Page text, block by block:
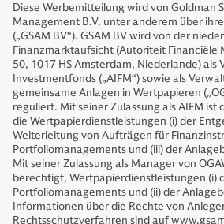
Diese Werbemitteilung wird von Goldman
Management B.V. unter anderem über
(„GSAM BV“). GSAM BV wird von der
Finanzmarktaufsicht (Autoriteit Financiële
50, 1017 HS Amsterdam, Niederlande)
Investmentfonds („AIFM“) sowie als
gemeinsame Anlagen in Wertpapieren
reguliert. Mit seiner Zulassung als AIFM
die Wertpapierdienstleistungen (i) der
Weiterleitung von Aufträgen für
Portfoliomanagements und (iii) der
Mit seiner Zulassung als Manager von
berechtigt, Wertpapierdienstleistungen (i)
Portfoliomanagements und (ii) der
Informationen über die Rechte von
Rechtsschutzverfahren sind auf